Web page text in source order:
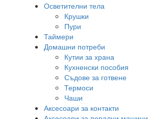
Осветителни тела
Крушки
Пури
Таймери
Домашни потреби
Кутии за храна
Кухненски пособия
Съдове за готвене
Термоси
Чаши
Аксесоари за контакти